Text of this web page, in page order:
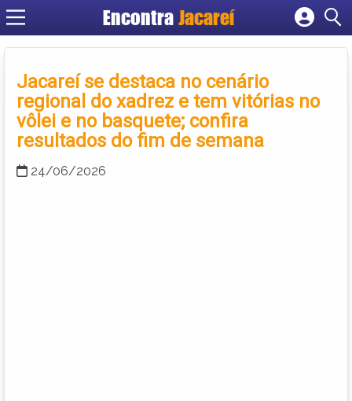
Encontra Jacareí
Cadastrar empresa
Criar conta
Jacareí se destaca no cenário
regional do xadrez e tem vitórias no
vôlei e no basquete; confira
resultados do fim de semana
24/06/2026